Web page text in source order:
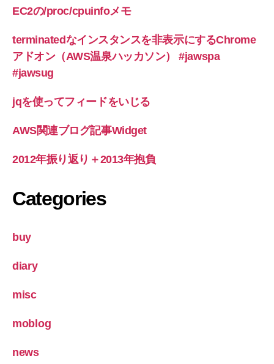
EC2の/proc/cpuinfoメモ
terminatedなインスタンスを非表示にするChrome
アドオン（AWS温泉ハッカソン） #jawspa
#jawsug
jqを使ってフィードをいじる
AWS関連ブログ記事Widget
2012年振り返り＋2013年抱負
Categories
buy
diary
misc
moblog
news